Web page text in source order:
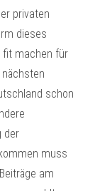
privaten
dieses
fit machen für
schon
der
muss
am